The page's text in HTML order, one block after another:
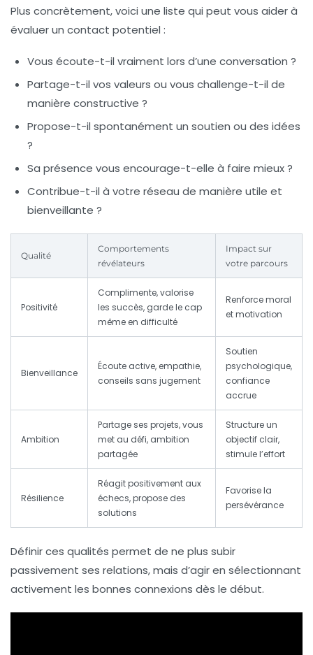
Plus concrètement, voici une liste qui peut vous aider à
évaluer un contact potentiel :
Vous écoute-t-il vraiment lors d’une conversation ?
Partage-t-il vos valeurs ou vous challenge-t-il de
manière constructive ?
Propose-t-il spontanément un soutien ou des idées
?
Sa présence vous encourage-t-elle à faire mieux ?
Contribue-t-il à votre réseau de manière utile et
bienveillante ?
Qualité
Comportements
révélateurs
Impact sur
votre parcours
Positivité
Complimente, valorise
les succès, garde le cap
même en difficulté
Renforce moral
et motivation
Bienveillance
Écoute active, empathie,
conseils sans jugement
Soutien
psychologique,
confiance
accrue
Ambition
Partage ses projets, vous
met au défi, ambition
partagée
Structure un
objectif clair,
stimule l’effort
Résilience
Réagit positivement aux
échecs, propose des
solutions
Favorise la
persévérance
Définir ces qualités permet de ne plus subir
passivement ses relations, mais d’agir en sélectionnant
activement les bonnes connexions dès le début.